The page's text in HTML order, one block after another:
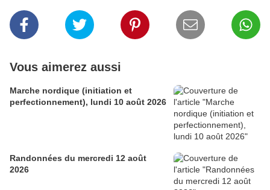
Vous aimerez aussi
Marche nordique (initiation et
perfectionnement), lundi 10 août 2026
Randonnées du mercredi 12 août
2026